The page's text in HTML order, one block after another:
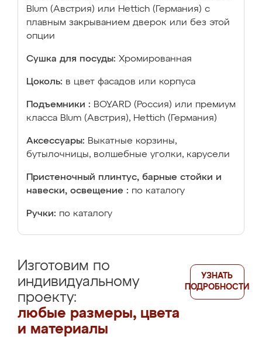
Blum (Австрия) или Hettich (Германия) с
плавным закрыванием дверок или без этой
опции
Сушка для посуды: Хромированная
Цоколь: в цвет фасадов или корпуса
Подъемники : BOYARD (Россия) или премиум
класса Blum (Австрия), Hettich (Германия)
Аксессуары: Выкатные корзины,
бутылочницы, волшебные уголки, карусели
Пристеночный плинтус, барные стойки и
навески, освещение : по каталогу
Ручки: по каталогу
Изготовим по
индивидуальному
проекту:
любые размеры, цвета
и материалы
УЗНАТЬ
ПОДРОБНОСТИ